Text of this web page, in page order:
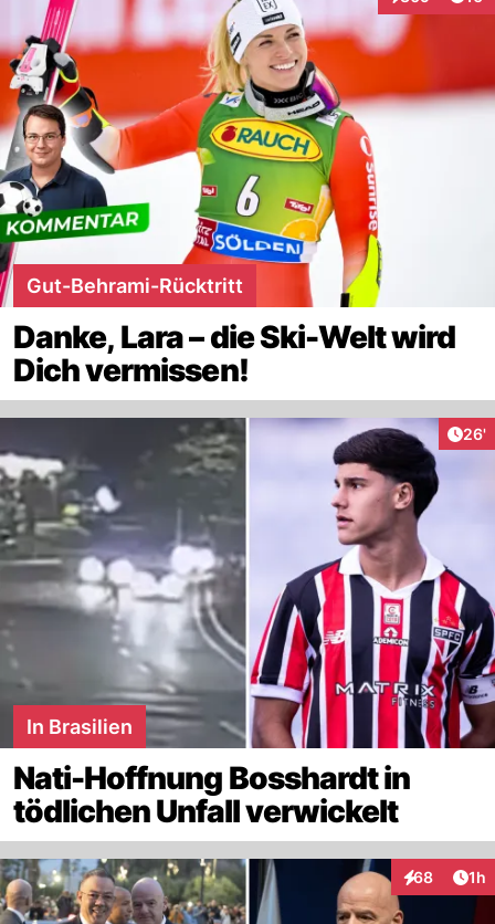
Gut-Behrami-Rücktritt
Danke, Lara – die Ski-Welt wird
Dich vermissen!
26'
In Brasilien
Nati-Hoffnung Bosshardt in
tödlichen Unfall verwickelt
68
Interaktionen
1h